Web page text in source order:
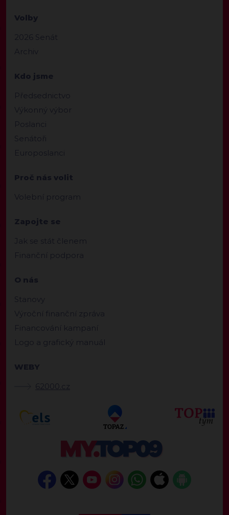
Volby
2026 Senát
Archiv
Kdo jsme
Předsednictvo
Výkonný výbor
Poslanci
Senátoři
Europoslanci
Proč nás volit
Volební program
Zapojte se
Jak se stát členem
Finanční podpora
O nás
Stanovy
Výroční finanční zpráva
Financování kampaní
Logo a grafický manuál
WEBY
62000.cz